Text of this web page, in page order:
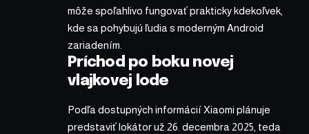
môže spoľahlivo fungovať prakticky kdekoľvek,
kde sa pohybujú ľudia s moderným Android
zariadením.
Príchod po boku novej
vlajkovej lode
Podľa dostupných informácií Xiaomi plánuje
predstaviť lokátor už 26. decembra 2025, teda